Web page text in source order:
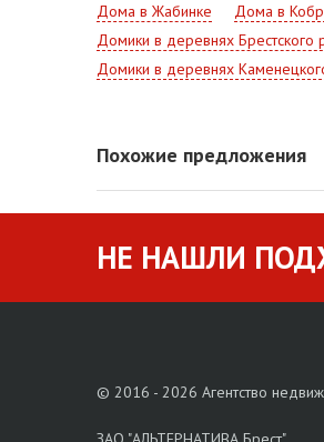
Дома в Жабинке Дома в
Домики в деревнях Брестского
Домики в деревнях
Похожие предложения
НЕ НАШЛИ
© 2016 - 2026 Агентство